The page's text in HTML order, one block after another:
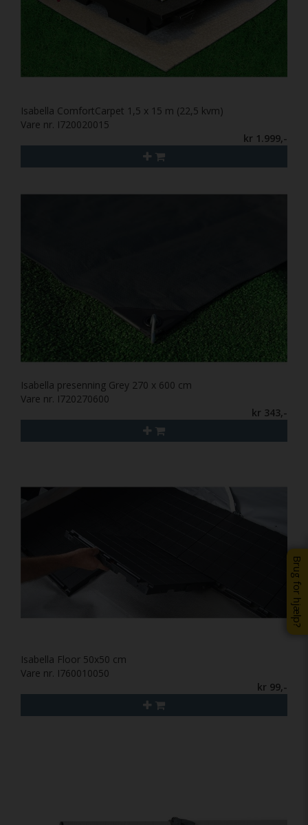
Brug for hjælp?
Isabella ComfortCarpet 1,5 x 15 m (22,5 kvm)
Vare nr. I720020015
kr 1.999,-
Isabella presenning Grey 270 x 600 cm
Vare nr. I720270600
kr 343,-
Isabella Floor 50x50 cm
Vare nr. I760010050
kr 99,-